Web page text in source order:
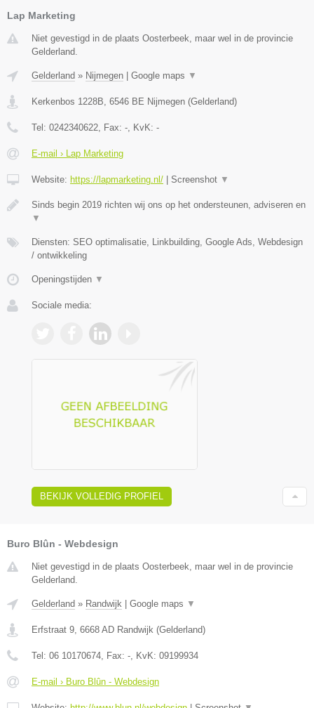
Lap Marketing
Niet gevestigd in de plaats Oosterbeek, maar wel in de provincie
Gelderland.
Gelderland » Nijmegen Google maps ▼
Kerkenbos 1228B 6546 BE Nijmegen (Gelderland)
Tel: 0242340622 , Fax: - , KvK: -
E-mail › Lap Marketing
Website: https://lapmarketing.nl/ Screenshot ▼
Sinds begin 2019 richten wij ons op het ondersteunen, adviseren en
▼
Diensten: SEO optimalisatie, Linkbuilding, Google Ads, Webdesign
/ ontwikkeling
Openingstijden ▼
Sociale media:
BEKIJK VOLLEDIG PROFIEL
Buro Blûn - Webdesign
Niet gevestigd in de plaats Oosterbeek, maar wel in de provincie
Gelderland.
Gelderland » Randwijk Google maps ▼
Erfstraat 9, 6668 AD Randwijk (Gelderland)
Tel: 06 10170674, Fax: -, KvK: 09199934
E-mail › Buro Blûn - Webdesign